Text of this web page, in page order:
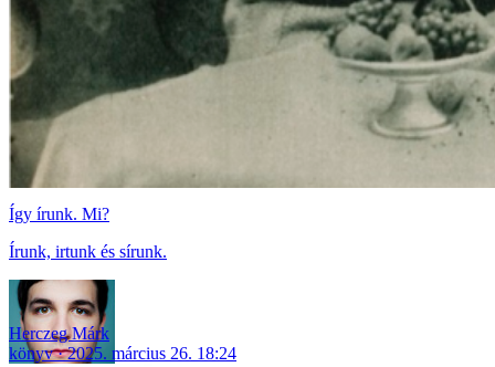
Így írunk. Mi?
Írunk, irtunk és sírunk.
Herczeg Márk
könyv
2025. március 26. 18:24